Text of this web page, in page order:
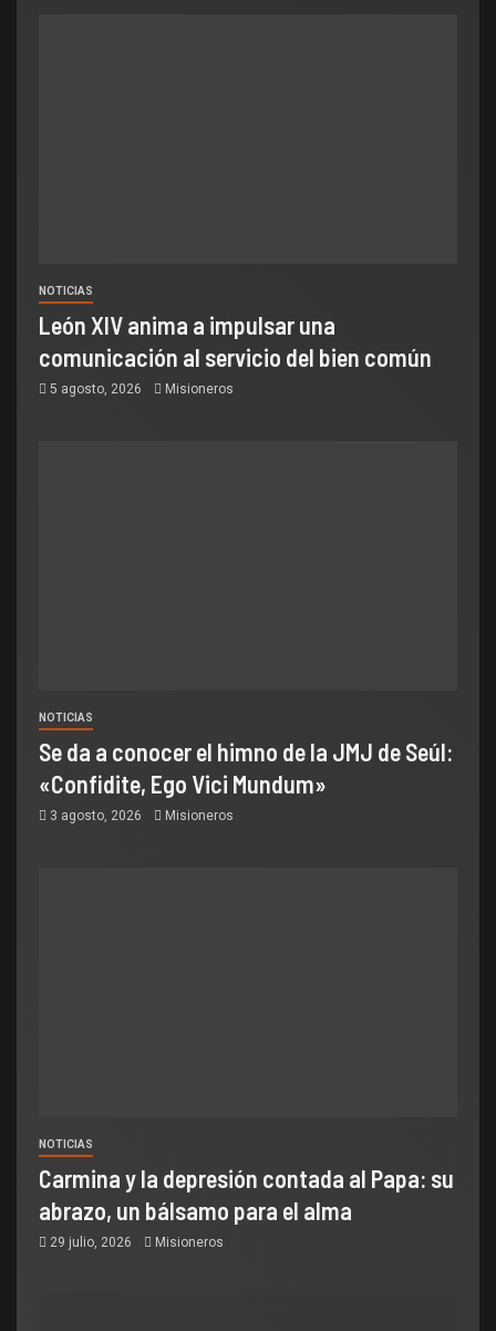
NOTICIAS
León XIV anima a impulsar una
comunicación al servicio del bien común
5 agosto, 2026 Misioneros
NOTICIAS
Se da a conocer el himno de la JMJ de Seúl:
«Confidite, Ego Vici Mundum»
3 agosto, 2026 Misioneros
NOTICIAS
Carmina y la depresión contada al Papa: su
abrazo, un bálsamo para el alma
29 julio, 2026 Misioneros